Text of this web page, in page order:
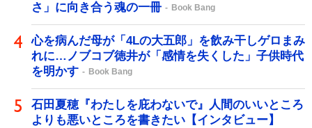
さ」に向き合う魂の一冊
Book Bang
心を病んだ母が「4Lの大五郎」を飲み干しゲロまみ
れに…ノブコブ徳井が「感情を失くした」子供時代
を明かす
Book Bang
石田夏穂『わたしを庇わないで』人間のいいところ
よりも悪いところを書きたい【インタビュー】